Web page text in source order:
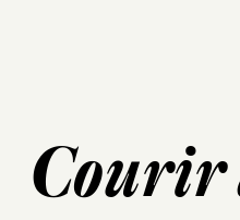
Courir